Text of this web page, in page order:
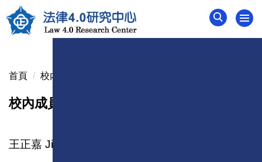
到
主
容
首頁 校內成員
校內成員
王正嘉 Jiang-Jia Wang